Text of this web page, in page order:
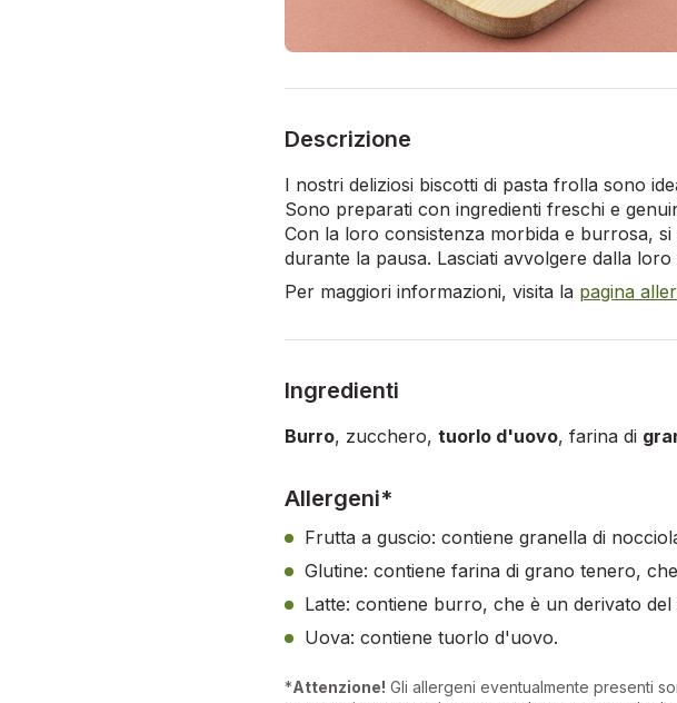
Descrizione
I nostri deliziosi biscotti di pasta frolla sono
Sono preparati con ingredienti freschi e
Con la loro consistenza morbida e burrosa,
durante la pausa. Lasciati avvolgere dalla
Per maggiori informazioni, visita la pagina
Ingredienti
Burro, zucchero, tuorlo d'uovo, farina di
Allergeni*
Frutta a guscio: contiene granella di
Glutine: contiene farina di grano tenero,
Latte: contiene burro, che è un derivato del
Uova: contiene tuorlo d'uovo.
*Attenzione! Gli allergeni eventualmente presenti